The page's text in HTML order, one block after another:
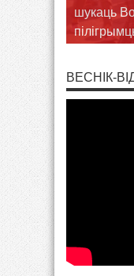
шукаць
ВЕСНІК-